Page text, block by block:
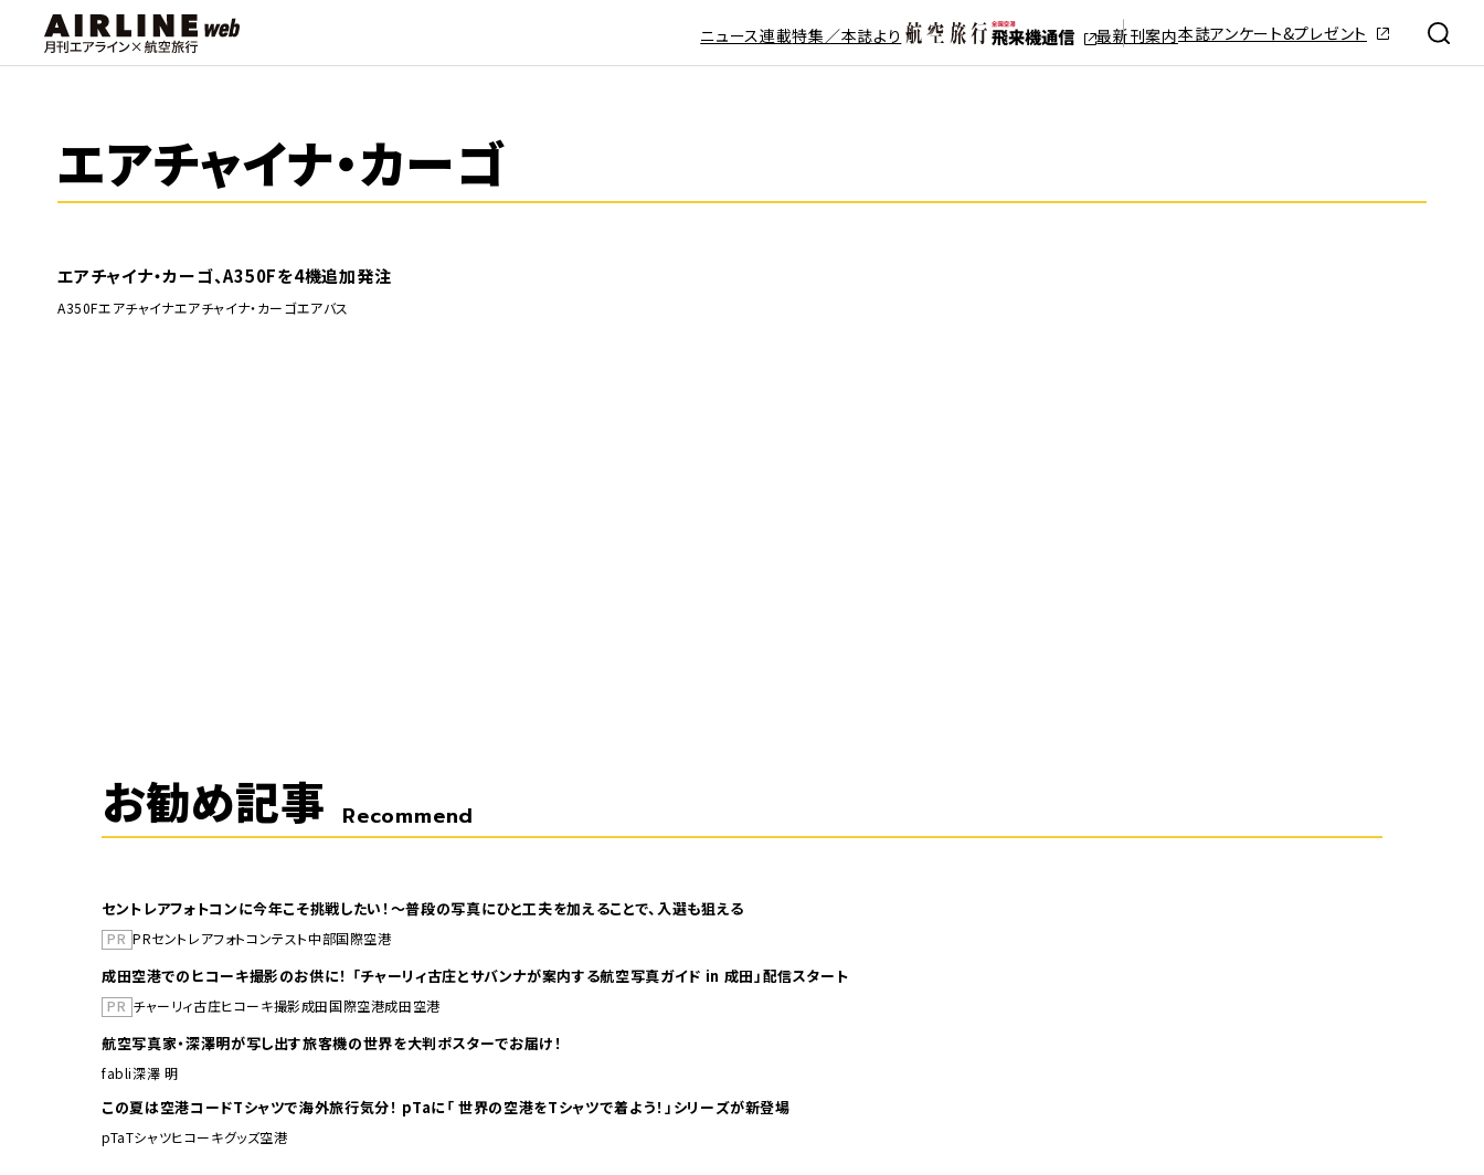
ニュース連載特集／本誌より 最新刊案内本誌アンケート&プレゼント
エアチャイナ・カーゴ
エアチャイナ・カーゴ、A350Fを4機追加発注
A350Fエアチャイナエアチャイナ・カーゴエアバス
お勧め記事 Recommend
セントレアフォトコンに今年こそ挑戦したい！～普段の写真にひと工夫を加えることで、入選も狙える
PR PRセントレアフォトコンテスト中部国際空港
成田空港でのヒコーキ撮影のお供に！ 「チャーリィ古庄とサバンナが案内する航空写真ガイド in 成田」配信スタート
PR チャーリィ古庄ヒコーキ撮影成田国際空港成田空港
航空写真家・深澤明が写し出す旅客機の世界を大判ポスターでお届け！
fabli深澤 明
この夏は空港コードTシャツで海外旅行気分！ pTaに「 世界の空港をTシャツで着よう！」シリーズが新登場
pTaTシャツヒコーキグッズ空港